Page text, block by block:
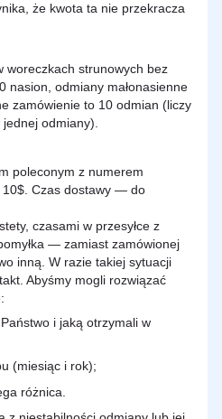
że kwota ta nie przekracza
woreczkach strunowych bez
nasion, odmiany małonasienne
zamówienie to 10 odmian (liczy
odmiany).
poleconym z numerem
10$. Czas dostawy — do
czasami w przesyłce z
— zamiast zamówionej
inną. W razie takiej sytuacji
Abyśmy mogli rozwiązać
i jaką otrzymali w
(miesiąc i rok);
różnica.